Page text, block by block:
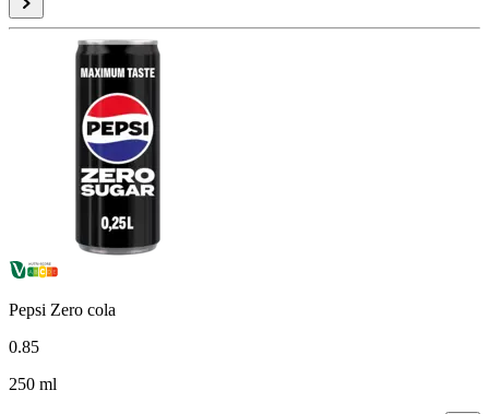
Pepsi Zero cola
0.85
250 ml